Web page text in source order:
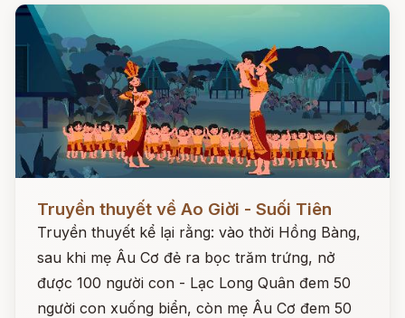
Đọc ngay
Truyền thuyết về Ao Giời - Suối Tiên
Truyền thuyết kể lại rằng: vào thời Hồng Bàng,
sau khi mẹ Âu Cơ đẻ ra bọc trăm trứng, nở
được 100 người con - Lạc Long Quân đem 50
người con xuống biển, còn mẹ Âu Cơ đem 50